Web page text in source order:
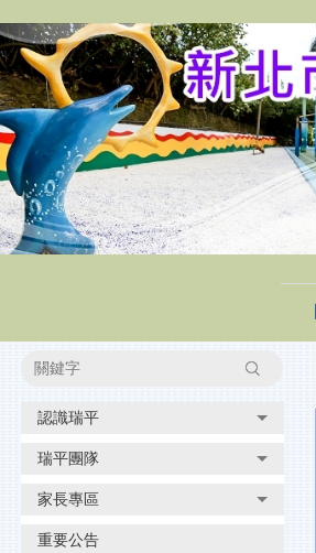
到
主
要
內
容
區
塊
搜尋
認識瑞平
瑞平團隊
家長專區
重要公告